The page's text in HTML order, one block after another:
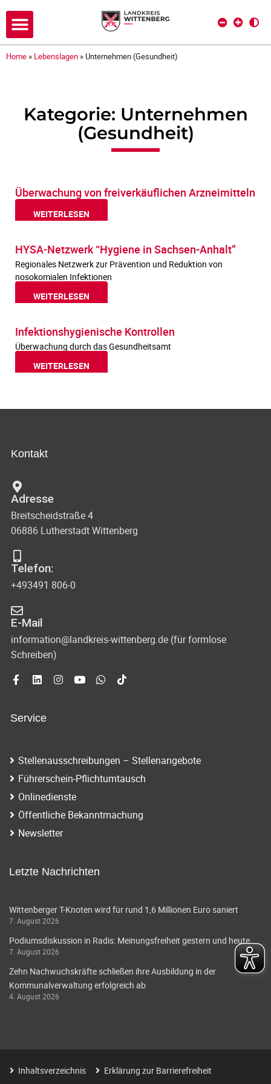
Home » Lebenslagen »Unternehmen (Gesundheit)
Kategorie: Unternehmen
(Gesundheit)
Überwachung von freiverkäuflichen Arzneimitteln
WEITERLESEN
HYSA-Netzwerk “Hygiene in Sachsen-Anhalt”
Regionales Netzwerk zur Prävention und Reduktion von
nosokomialen Infektionen
WEITERLESEN
Infektionshygienische Kontrollen
Überwachung durch das Gesundheitsamt
WEITERLESEN
Kontakt
Adresse
Breitscheidstraße 4
06886 Lutherstadt Wittenberg
Telefon:
+493491 806-0
E-Mail
information@landkreis-wittenberg.de (für formlose
Schreiben)
Service
Stellenausschreibungen – Stellenangebote
Führerschein-Pflichtumtausch
Onlinedienste
Öffentliche Bekanntmachung
Newsletter
Letzte Nachrichten
Wittenberger T-Knoten wird für rund 1,6 Millionen Euro saniert
7. August 2026
Podiumsdiskussion in Radis: Meinungsfreiheit gestern und heute
7. August 2026
Zehn Nachwuchskräfte schließen ihre Ausbildung in der
Kommunalverwaltung erfolgreich ab
4. August 2026
Inhaltsverzeichnis
Erklärung zur Barrierefreiheit